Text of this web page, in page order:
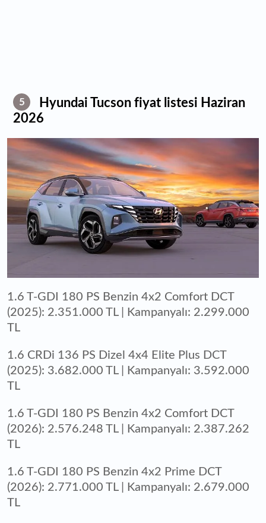
5
Hyundai Tucson fiyat listesi Haziran
2026
1.6 T-GDI 180 PS Benzin 4x2 Comfort DCT
(2025): 2.351.000 TL | Kampanyalı: 2.299.000
TL
1.6 CRDi 136 PS Dizel 4x4 Elite Plus DCT
(2025): 3.682.000 TL | Kampanyalı: 3.592.000
TL
1.6 T-GDI 180 PS Benzin 4x2 Comfort DCT
(2026): 2.576.248 TL | Kampanyalı: 2.387.262
TL
1.6 T-GDI 180 PS Benzin 4x2 Prime DCT
(2026): 2.771.000 TL | Kampanyalı: 2.679.000
TL